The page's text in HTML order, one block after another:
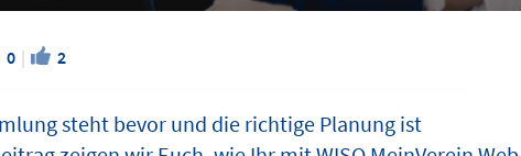
0 2
steht bevor und die richtige Planung ist